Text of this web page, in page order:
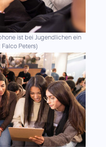
ist bei Jugendlichen ein
Peters)